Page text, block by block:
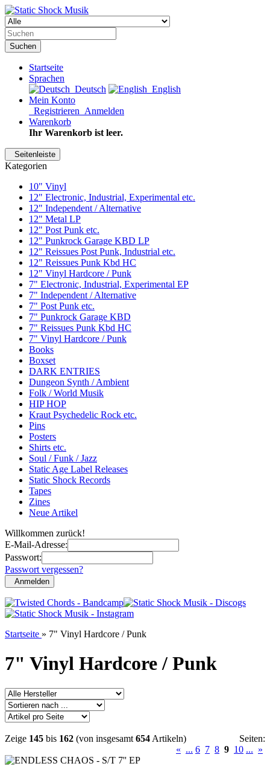
Suchen
Startseite
Sprachen
Deutsch
English
Mein Konto
Registrieren Anmelden
Warenkorb
Ihr Warenkorb ist leer.
Seitenleiste
Kategorien
10" Vinyl
12" Electronic, Industrial, Experimental etc.
12" Independent / Alternative
12" Metal LP
12" Post Punk etc.
12" Punkrock Garage KBD LP
12" Reissues Post Punk, Industrial etc.
12" Reissues Punk Kbd HC
12" Vinyl Hardcore / Punk
7" Electronic, Industrial, Experimental EP
7" Independent / Alternative
7" Post Punk etc.
7" Punkrock Garage KBD
7" Reissues Punk Kbd HC
7" Vinyl Hardcore / Punk
Books
Boxset
DARK ENTRIES
Dungeon Synth / Ambient
Folk / World Musik
HIP HOP
Kraut Psychedelic Rock etc.
Pins
Posters
Shirts etc.
Soul / Funk / Jazz
Static Age Label Releases
Static Shock Records
Tapes
Zines
Neue Artikel
Willkommen zurück!
E-Mail-Adresse:
Passwort:
Passwort vergessen?
Anmelden
Startseite » 7" Vinyl Hardcore / Punk
7" Vinyl Hardcore / Punk
Zeige 145 bis 162 (von insgesamt 654 Artikeln)
Seiten:
« ... 6 7 8 9 10 ... »